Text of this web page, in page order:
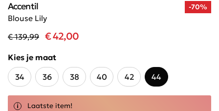
-70%
Blouse Lily
Accentil
€ 139,99 € 42,00
Kies je maat
34
36 38 40 42 44
Laatste item!